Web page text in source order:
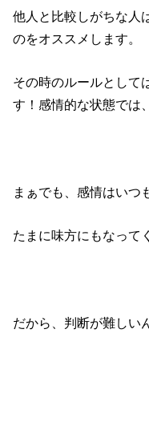
他人と比較しがちな人
のをオススメします。
その時のルールとして
す！感情的な状態では
まぁでも、感情はいつ
たまに味方にもなって
だから、判断が難しい